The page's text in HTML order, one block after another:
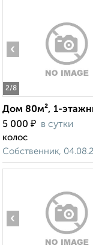
2/8
‹
Дом 80м², 1-
5 000 ₽ в сутки
колос
Собственник,
‹